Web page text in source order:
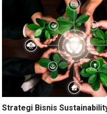
Strategi Bisnis